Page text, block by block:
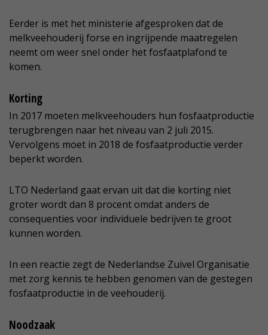
Eerder is met het ministerie afgesproken dat de
melkveehouderij forse en ingrijpende maatregelen
neemt om weer snel onder het fosfaatplafond te
komen.
Korting
In 2017 moeten melkveehouders hun fosfaatproductie
terugbrengen naar het niveau van 2 juli 2015.
Vervolgens moet in 2018 de fosfaatproductie verder
beperkt worden.
LTO Nederland gaat ervan uit dat die korting niet
groter wordt dan 8 procent omdat anders de
consequenties voor individuele bedrijven te groot
kunnen worden.
In een reactie zegt de Nederlandse Zuivel Organisatie
met zorg kennis te hebben genomen van de gestegen
fosfaatproductie in de veehouderij.
Noodzaak